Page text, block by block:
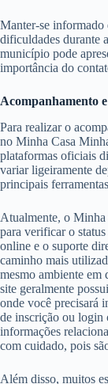
Manter-se informado
dificuldades durante
município pode
importância do
Acompanhamento
Para realizar o
no Minha Casa
plataformas oficiais
variar ligeiramente
principais
Atualmente, o
para verificar o
online e o suporte
caminho mais
mesmo ambiente em
site geralmente
onde você precisará
de inscrição ou login
informações
com cuidado, pois
Além disso, muitos